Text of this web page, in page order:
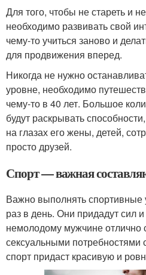
Для того, чтобы не стареть и
необходимо развивать свой
чему-то учиться заново и
для продвижения вперед.
Никогда не нужно
уровне, необходимо
чему-то в 40 лет. Большое
будут раскрывать
на глазах его жены, детей,
просто друзей.
Спорт — важная
Важно выполнять спортивные
раз в день. Они придадут сил
немолодому мужчине отлично
сексуальными потребностями
спорт придаст красивую и